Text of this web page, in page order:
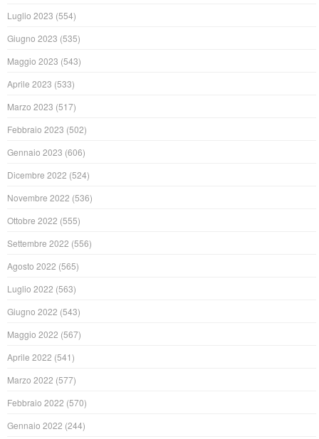
Luglio 2023 (554)
Giugno 2023 (535)
Maggio 2023 (543)
Aprile 2023 (533)
Marzo 2023 (517)
Febbraio 2023 (502)
Gennaio 2023 (606)
Dicembre 2022 (524)
Novembre 2022 (536)
Ottobre 2022 (555)
Settembre 2022 (556)
Agosto 2022 (565)
Luglio 2022 (563)
Giugno 2022 (543)
Maggio 2022 (567)
Aprile 2022 (541)
Marzo 2022 (577)
Febbraio 2022 (570)
Gennaio 2022 (244)